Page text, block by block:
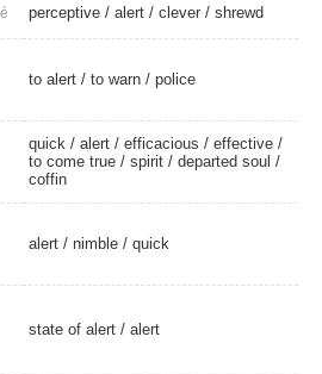
perceptive / alert / clever / shrewd
to alert / to warn / police
quick / alert / efficacious / effective /
to come true / spirit / departed soul /
coffin
alert / nimble / quick
state of alert / alert